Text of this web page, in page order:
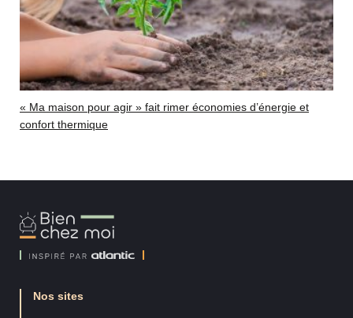
« Ma maison pour agir » fait rimer économies d’énergie et
confort thermique
Bien
Chez
Nos sites